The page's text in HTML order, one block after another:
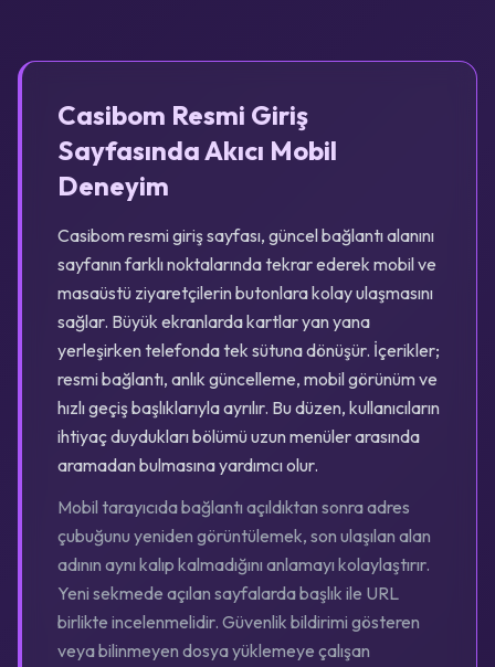
Casibom Resmi Giriş
Sayfasında Akıcı Mobil
Deneyim
Casibom resmi giriş sayfası, güncel bağlantı alanını
sayfanın farklı noktalarında tekrar ederek mobil ve
masaüstü ziyaretçilerin butonlara kolay ulaşmasını
sağlar. Büyük ekranlarda kartlar yan yana
yerleşirken telefonda tek sütuna dönüşür. İçerikler;
resmi bağlantı, anlık güncelleme, mobil görünüm ve
hızlı geçiş başlıklarıyla ayrılır. Bu düzen, kullanıcıların
ihtiyaç duydukları bölümü uzun menüler arasında
aramadan bulmasına yardımcı olur.
Mobil tarayıcıda bağlantı açıldıktan sonra adres
çubuğunu yeniden görüntülemek, son ulaşılan alan
adının aynı kalıp kalmadığını anlamayı kolaylaştırır.
Yeni sekmede açılan sayfalarda başlık ile URL
birlikte incelenmelidir. Güvenlik bildirimi gösteren
veya bilinmeyen dosya yüklemeye çalışan